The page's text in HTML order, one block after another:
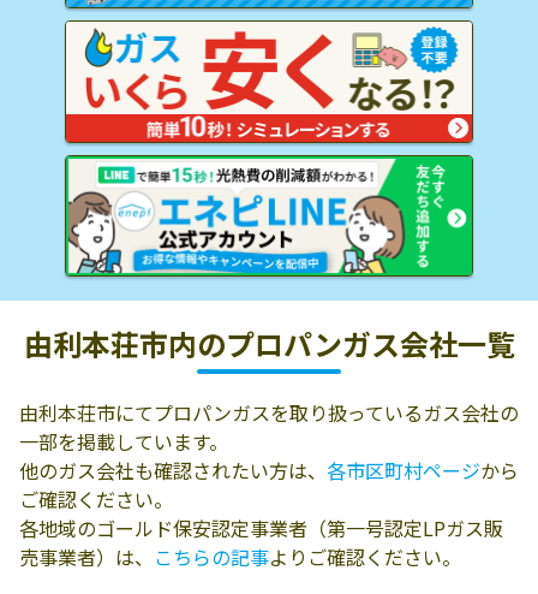
由利本荘市内のプロパンガス会社一覧
由利本荘市にてプロパンガスを取り扱っているガス会社の
一部を掲載しています。
他のガス会社も確認されたい方は、 各市区町村ページから
ご確認ください。
各地域のゴールド保安認定事業者（第一号認定LPガス販
売事業者）は、 こちらの記事よりご確認ください。